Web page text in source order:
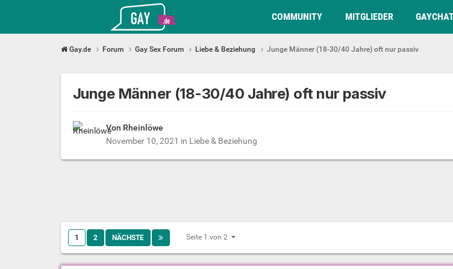
COMMUNITY MITGLIEDER
Gay.de Forum Gay Sex Forum Liebe & Beziehung Junge Männer (18-30/40 Jahre) oft nur passiv
Junge Männer (18-30/40 Jahre) oft nur passiv
Von Rheinlöwe
November 10, 2021 in Liebe & Beziehung
1 2 NÄCHSTE Seite 1 von 2